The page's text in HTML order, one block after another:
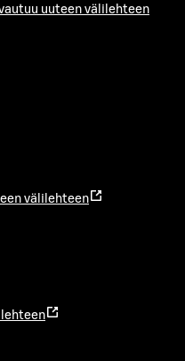
uuteen välilehteen
välilehteen